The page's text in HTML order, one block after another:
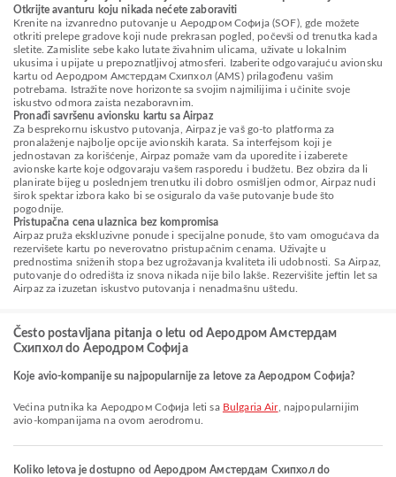
Otkrijte avanturu koju nikada nećete zaboraviti
Krenite na izvanredno putovanje u Аеродром Софија (SOF), gde možete
otkriti prelepe gradove koji nude prekrasan pogled, počevši od trenutka kada
sletite. Zamislite sebe kako lutate živahnim ulicama, uživate u lokalnim
ukusima i upijate u prepoznatljivoj atmosferi. Izaberite odgovarajuću avionsku
kartu od Aеродром Амстердам Схипхол (AMS) prilagođenu vašim
potrebama. Istražite nove horizonte sa svojim najmilijima i učinite svoje
iskustvo odmora zaista nezaboravnim.
Pronađi savršenu avionsku kartu sa Airpaz
Za besprekornu iskustvo putovanja, Airpaz je vaš go-to platforma za
pronalaženje najbolje opcije avionskih karata. Sa interfejsom koji je
jednostavan za korišćenje, Airpaz pomaže vam da uporedite i izaberete
avionske karte koje odgovaraju vašem rasporedu i budžetu. Bez obzira da li
planirate bijeg u poslednjem trenutku ili dobro osmišljen odmor, Airpaz nudi
širok spektar izbora kako bi se osiguralo da vaše putovanje bude što
pogodnije.
Pristupačna cena ulaznica bez kompromisa
Airpaz pruža ekskluzivne ponude i specijalne ponude, što vam omogućava da
rezervišete kartu po neverovatno pristupačnim cenama. Uživajte u
prednostima sniženih stopa bez ugrožavanja kvaliteta ili udobnosti. Sa Airpaz,
putovanje do odredišta iz snova nikada nije bilo lakše. Rezervišite jeftin let sa
Airpaz za izuzetan iskustvo putovanja i nenadmašnu uštedu.
Često postavljana pitanja o letu od Aеродром Амстердам
Схипхол do Аеродром Софија
Koje avio-kompanije su najpopularnije za letove za Аеродром Софија?
Većina putnika ka Аеродром Софија leti sa Bulgaria Air, najpopularnijim
avio-kompanijama na ovom aerodromu.
Koliko letova je dostupno od Aеродром Амстердам Схипхол do